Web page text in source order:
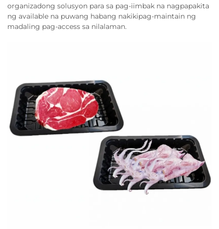
organizadong solusyon para sa pag-iimbak na nagpapakita
ng available na puwang habang nakikipag-maintain ng
madaling pag-access sa nilalaman.